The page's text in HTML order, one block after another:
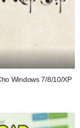
Windows 7/8/10/XP